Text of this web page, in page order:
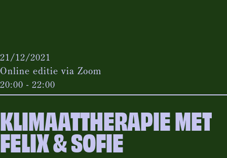
21/12/2021
Online editie via Zoom
20:00 - 22:00
KLIMAATTHERAPIE MET
FELIX & SOFIE